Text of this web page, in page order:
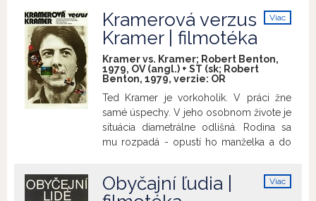
Kristín 1969 (12´) Dokumentárny film o
vzťahu Oravskej priehrady a okolitého
1970 (13´) Populárno-vedecký film o
histórii a súčasnosti najlepších sklárskych
dielní na Slovensku.Lavíny, Andrej
Kristín 1987 (18´) Populárno-vedecký film
osvetľuje problematiku lavínového
nebezpečenstva a zaoberá sa činnosťou
si prenájme izbu v nevestinci. Problém
nastane, keď má prísť na návštevu jeho
Viac
Kramerová verzus
Kramer | filmotéka
Kramer vs. Kramer; Robert Benton,
1979, OV (angl.) + ST (sk; Robert
Benton, 1979, verzie: OR
Ted Kramer je vorkoholik. V práci žne
samé úspechy. V jeho osobnom živote je
situácia diametrálne odlišná. Rodina sa
mu rozpadá - opustí ho manželka a do
rozbehnutej kariéry starostlivosť o syna.
Viac
Obyčajní ľudia |